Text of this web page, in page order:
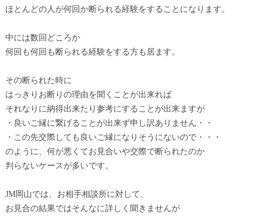
ほとんどの人が何回か断られる経験をすることになります。
中には数回どころか
何回も何回も断られる経験をする方も居ます。
その断られた時に
はっきりお断りの理由を聞くことが出来れば
それなりに納得出来たり参考にすることが出来ますが
・良いご縁に繋げることが出来ず申し訳ありません・・
・この先交際しても良いご縁になりそうにないので・・・
のように、何が悪くてお見合いや交際で断られたのか
判らないケースが多いです。
JM岡山では、お相手相談所に対して、
お見合の結果ではそんなに詳しく聞きませんが